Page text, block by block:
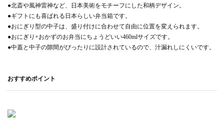
●北斎や風神雷神など、日本美術をモチーフにした和柄デザイン。
●ギフトにも喜ばれる日本らしい弁当箱です。
●おにぎり型の中子は、盛り付けに合わせて自由に位置を変えられます。
●おにぎり+おかずのお弁当にちょうどいい460mlサイズです。
●中蓋と中子の隙間がぴったりに設計されているので、汁漏れしにくいです。
おすすめポイント